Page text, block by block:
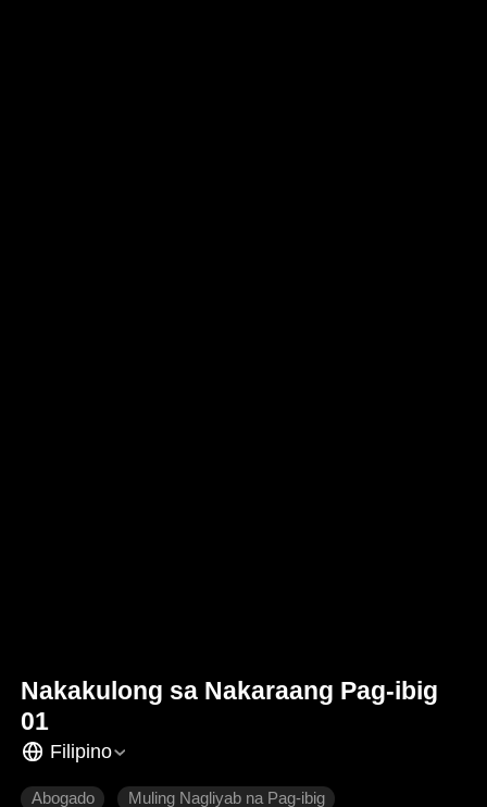
Nakakulong sa Nakaraang Pag-ibig
01
Filipino
Abogado Muling Nagliyab na Pag-ibig